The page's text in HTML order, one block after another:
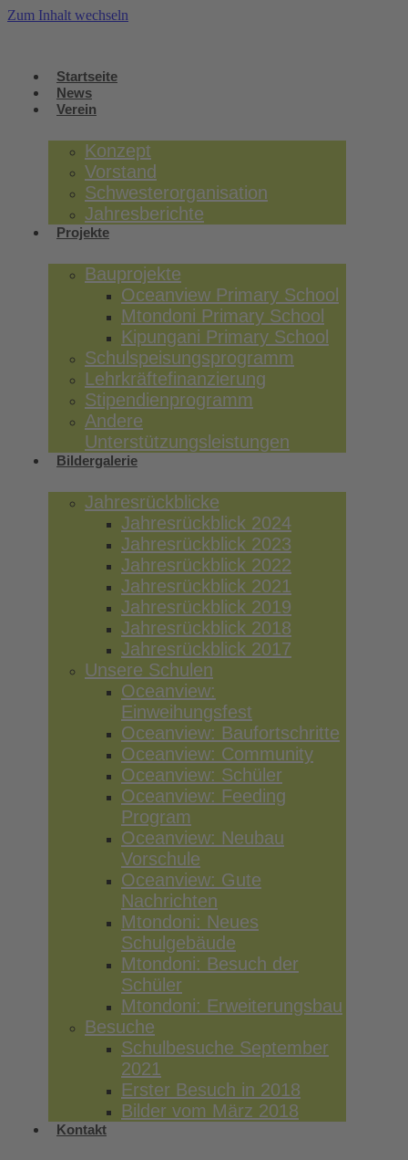
Zum Inhalt wechseln
Startseite
News
Verein
Konzept
Vorstand
Schwesterorganisation
Jahresberichte
Projekte
Bauprojekte
Oceanview Primary School
Mtondoni Primary School
Kipungani Primary School
Schulspeisungsprogramm
Lehrkräftefinanzierung
Stipendienprogramm
Andere
Unterstützungsleistungen
Bildergalerie
Jahresrückblicke
Jahresrückblick 2024
Jahresrückblick 2023
Jahresrückblick 2022
Jahresrückblick 2021
Jahresrückblick 2019
Jahresrückblick 2018
Jahresrückblick 2017
Unsere Schulen
Oceanview:
Einweihungsfest
Oceanview: Baufortschritte
Oceanview: Community
Oceanview: Schüler
Oceanview: Feeding
Program
Oceanview: Neubau
Vorschule
Oceanview: Gute
Nachrichten
Mtondoni: Neues
Schulgebäude
Mtondoni: Besuch der
Schüler
Mtondoni: Erweiterungsbau
Besuche
Schulbesuche September
2021
Erster Besuch in 2018
Bilder vom März 2018
Kontakt